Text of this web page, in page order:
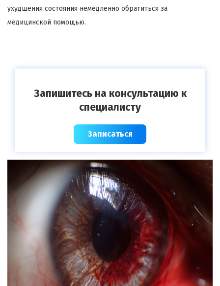
ухудшения состояния немедленно обратиться за
медицинской помощью.
Запишитесь на консультацию к
специалисту
Записаться